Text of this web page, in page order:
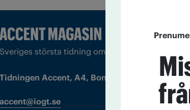
Sveriges största tidning om droger och nykterhet
Tidningen Accent, A4, Bondegatan 21, 116 33
accent@iogt.se